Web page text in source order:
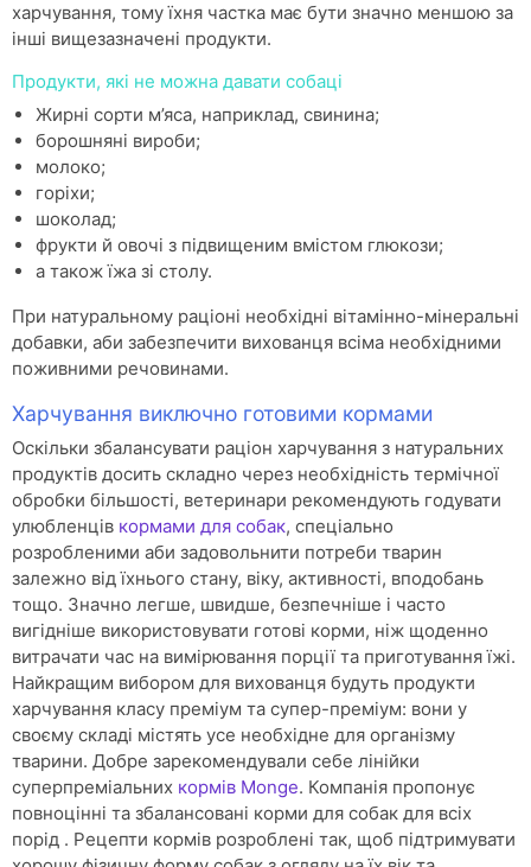
харчування, тому їхня частка має бути значно меншою за
інші вищезазначені продукти.
Продукти, які не можна давати собаці
Жирні сорти м’яса, наприклад, свинина;
борошняні вироби;
молоко;
горіхи;
шоколад;
фрукти й овочі з підвищеним вмістом глюкози;
а також їжа зі столу.
При натуральному раціоні необхідні вітамінно-мінеральні
добавки, аби забезпечити вихованця всіма необхідними
поживними речовинами.
Харчування виключно готовими кормами
Оскільки збалансувати раціон харчування з натуральних
продуктів досить складно через необхідність термічної
обробки більшості, ветеринари рекомендують годувати
улюбленців кормами для собак, спеціально
розробленими аби задовольнити потреби тварин
залежно від їхнього стану, віку, активності, вподобань
тощо. Значно легше, швидше, безпечніше і часто
вигідніше використовувати готові корми, ніж щоденно
витрачати час на вимірювання порції та приготування їжі.
Найкращим вибором для вихованця будуть продукти
харчування класу преміум та супер-преміум: вони у
своєму складі містять усе необхідне для організму
тварини. Добре зарекомендували себе лінійки
суперпреміальних кормів Monge. Компанія пропонує
повноцінні та збалансовані корми для собак для всіх
порід . Рецепти кормів розроблені так, щоб підтримувати